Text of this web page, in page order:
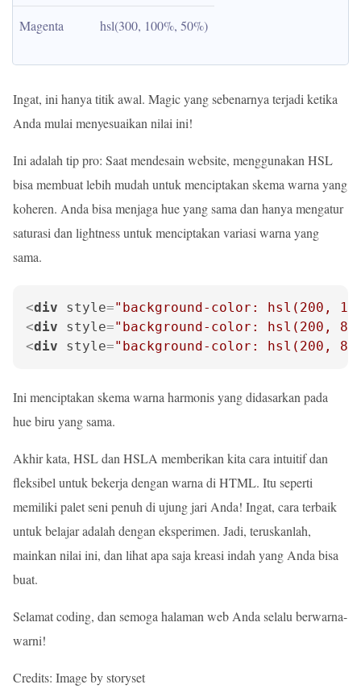
Magenta hsl(300, 100%, 50%)
Ingat, ini hanya titik awal. Magic yang sebenarnya terjadi ketika
Anda mulai menyesuaikan nilai ini!
Ini adalah tip pro: Saat mendesain website, menggunakan HSL
bisa membuat lebih mudah untuk menciptakan skema warna yang
koheren. Anda bisa menjaga hue yang sama dan hanya mengatur
saturasi dan lightness untuk menciptakan variasi warna yang
sama.
<div style="background-color: hsl(200,
<div style="background-color: hsl(200,
<div style="background-color: hsl(200,
Ini menciptakan skema warna harmonis yang didasarkan pada
hue biru yang sama.
Akhir kata, HSL dan HSLA memberikan kita cara intuitif dan
fleksibel untuk bekerja dengan warna di HTML. Itu seperti
memiliki palet seni penuh di ujung jari Anda! Ingat, cara terbaik
untuk belajar adalah dengan eksperimen. Jadi, teruskanlah,
mainkan nilai ini, dan lihat apa saja kreasi indah yang Anda bisa
buat.
Selamat coding, dan semoga halaman web Anda selalu berwarna-
warni!
Credits: Image by storyset